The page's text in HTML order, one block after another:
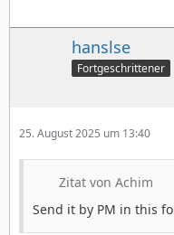
hanslse
Fortgeschrittener
25. August 2025 um 13:40
Zitat von Achim
Send it by PM in this